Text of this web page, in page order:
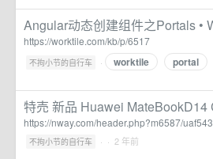
Angular动态创建组件之Portals •
https://worktile.com/kb/p/6517
不拘小节的自行车 · worktile portal
特売 新品 Huawei
https://nway.com/header.php?m6587/
不拘小节的自行车 · · 2 年前